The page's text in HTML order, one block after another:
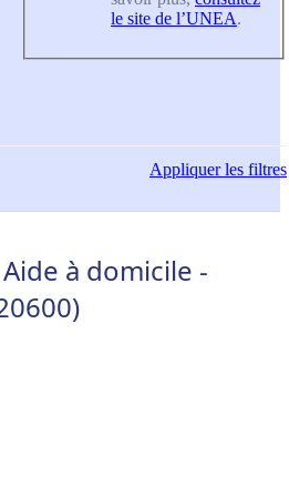
le site de l’UNEA.
Appliquerles filtres
à domicile -